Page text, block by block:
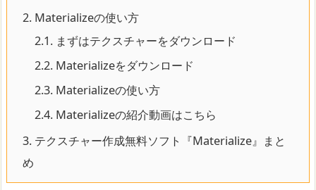
2. Materializeの使い方
2.1. まずはテクスチャーをダウンロード
2.2. Materializeをダウンロード
2.3. Materializeの使い方
2.4. Materializeの紹介動画はこちら
3. テクスチャー作成無料ソフト『Materialize』まと
め